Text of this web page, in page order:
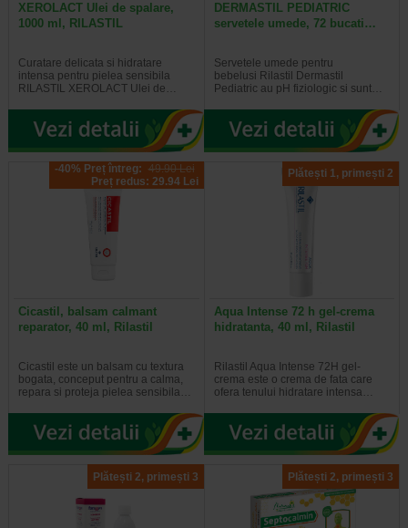
XEROLACT Ulei de spalare,
1000 ml, RILASTIL
Curatare delicata si hidratare
intensa pentru pielea sensibila
RILASTIL XEROLACT Ulei de…
DERMASTIL PEDIATRIC
servetele umede, 72 bucati…
Servetele umede pentru
bebelusi Rilastil Dermastil
Pediatric au pH fiziologic si sunt…
-40% Preț întreg: 49.90 Lei
Preț redus: 29.94 Lei
Cicastil, balsam calmant
reparator, 40 ml, Rilastil
Cicastil este un balsam cu textura
bogata, conceput pentru a calma,
repara si proteja pielea sensibila…
Plătești 1, primești 2
Aqua Intense 72 h gel-crema
hidratanta, 40 ml, Rilastil
Rilastil Aqua Intense 72H gel-
crema este o crema de fata care
ofera tenului hidratare intensa…
Plătești 2, primești 3 Plătești 2, primești 3